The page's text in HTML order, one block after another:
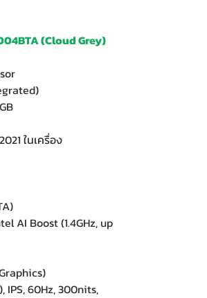
(Cloud Grey)
ในเครื่อง
AI Boost (1.4GHz, up
60Hz, 300nits,